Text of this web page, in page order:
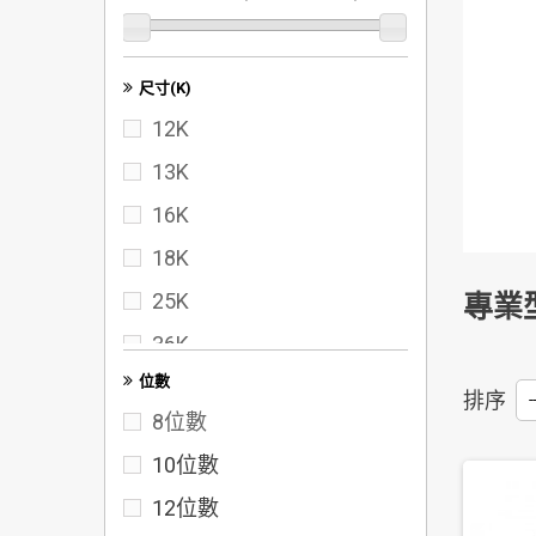
尺寸(K)
12K
13K
16K
18K
25K
36K
40K
50K
60K
72K
位數
8位數
10位數
12位數
專業
排序 --